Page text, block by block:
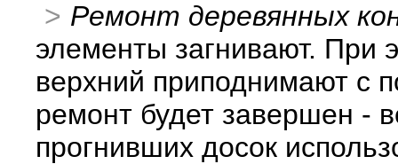
Ремонт деревянных
элементы загнивают. При
верхний приподнимают с
ремонт будет завершен -
прогнивших досок